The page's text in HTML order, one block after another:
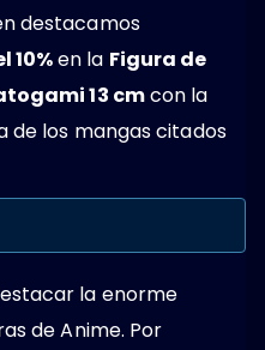
destacamos
10%en la Figura de
13 cmcon la
de los mangas citados
la enorme
de Anime. Por